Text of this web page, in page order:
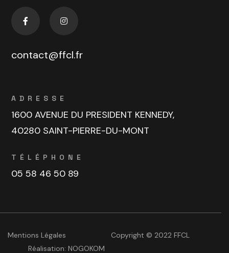
contact@ffcl.fr
ADRESSE
1600 AVENUE DU PRESIDENT KENNEDY,
40280 SAINT-PIERRE-DU-MONT
TÉLÉPHONE
05 58 46 50 89
Mentions Légales
Copyright © 2022 FFCL
Réalisation: NOGOKOM